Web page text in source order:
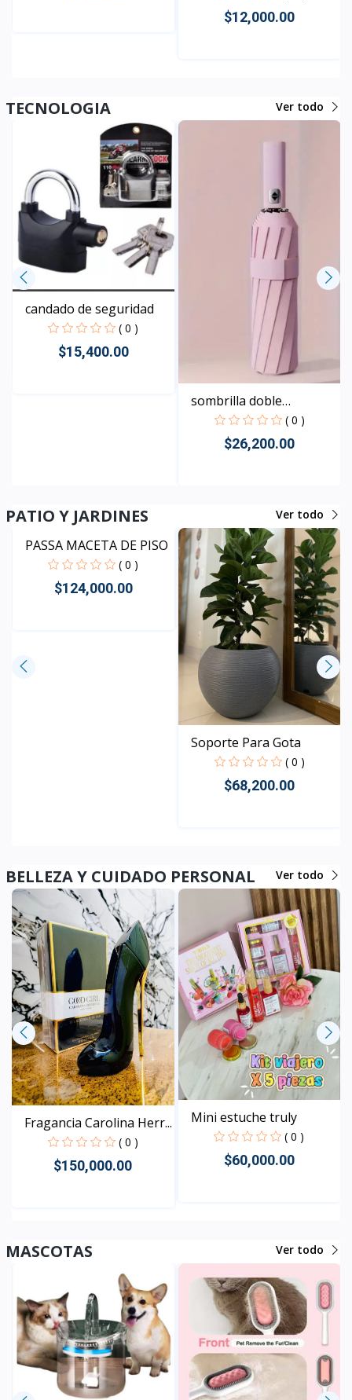
$12,000.00
TECNOLOGIA Ver todo
candado de seguridad
( 0 )
$15,400.00
sombrilla doble
automát...
( 0 )
$26,200.00
PATIO Y JARDINES Ver todo
PASSA MACETA DE PISO
( 0 )
$124,000.00
Soporte Para Gota
( 0 )
$68,200.00
BELLEZA Y CUIDADO PERSONAL Ver todo
Fragancia Carolina Herr...
( 0 )
$150,000.00
Mini estuche truly
( 0 )
$60,000.00
MASCOTAS Ver todo